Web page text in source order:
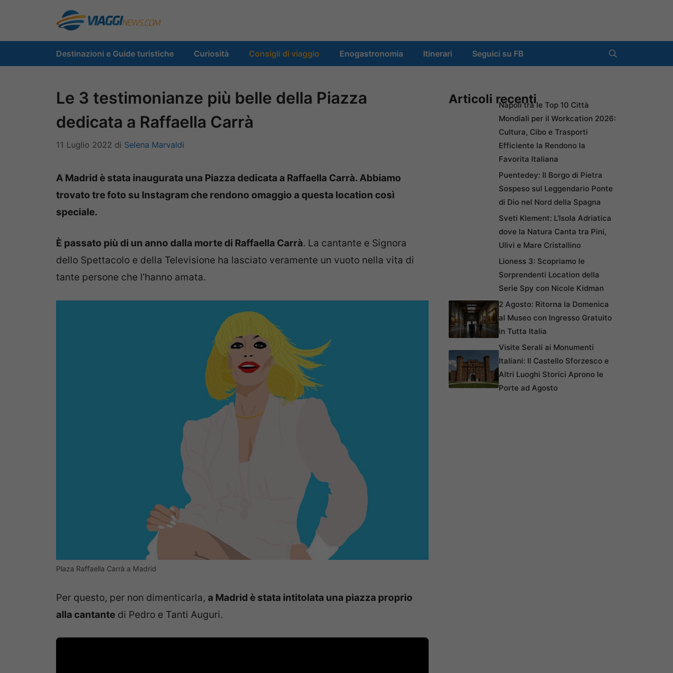
contenuto
Destinazioni e Guide turistiche Curiosità Consigli di viaggio Enogastronomia Itinerari Seguici su FB
Le 3 testimonianze più belle della Piazza
dedicata a Raffaella Carrà
11 Luglio 2022 di Selena Marvaldi
A Madrid è stata inaugurata una Piazza dedicata a Raffaella Carrà. Abbiamo
trovato tre foto su Instagram che rendono omaggio a questa location così
speciale.
È passato più di un anno dalla morte di Raffaella Carrà. La cantante e Signora
dello Spettacolo e della Televisione ha lasciato veramente un vuoto nella vita di
tante persone che l’hanno amata.
Plaza Raffaella Carrà a Madrid
Per questo, per non dimenticarla, a Madrid è stata intitolata una piazza proprio
alla cantante di Pedro e Tanti Auguri.
Articoli recentiNapoli tra le Top 10 Città
Mondiali per il Workcation 2026:
Cultura, Cibo e Trasporti
Efficiente la Rendono la
Favorita Italiana
Puentedey: Il Borgo di Pietra
Sospeso sul Leggendario Ponte
di Dio nel Nord della Spagna
Sveti Klement: L’Isola Adriatica
dove la Natura Canta tra Pini,
Ulivi e Mare Cristallino
Lioness 3: Scopriamo le
Sorprendenti Location della
Serie Spy con Nicole Kidman
2 Agosto: Ritorna la Domenica
al Museo con Ingresso Gratuito
in Tutta Italia
Visite Serali ai Monumenti
Italiani: Il Castello Sforzesco e
Altri Luoghi Storici Aprono le
Porte ad Agosto